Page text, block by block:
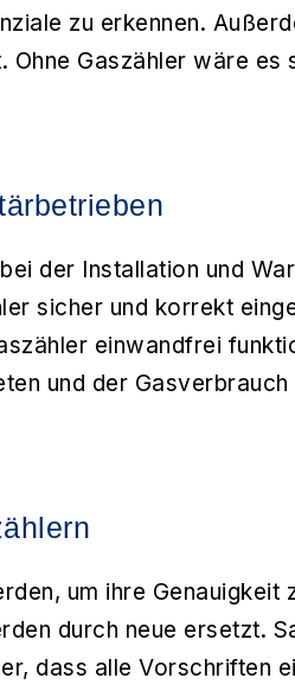
zu erkennen.
Gaszähler wäre es
der Installation und
sicher und korrekt
einwandfrei
und der Gasverbrauch
um ihre Genauigkeit
durch neue ersetzt.
dass alle Vorschriften